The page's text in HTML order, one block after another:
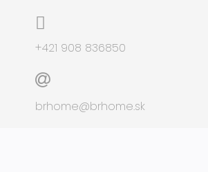
+421 908 836850
brhome@brhome.sk